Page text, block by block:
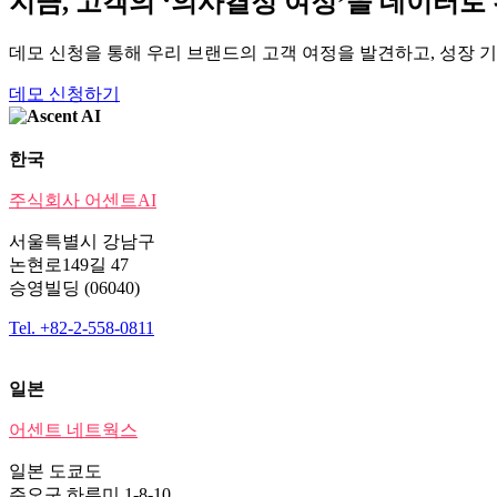
데모 신청을 통해 우리 브랜드의 고객 여정을 발견하고, 성장
데모 신청하기
한국
주식회사 어센트AI
서울특별시 강남구
논현로149길 47
승영빌딩 (06040)
Tel. +82-2-558-0811
일본
어센트 네트웍스
일본 도쿄도